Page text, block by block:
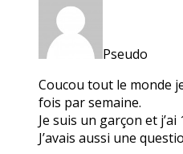
Pseudo
Coucou tout le monde
fois par semaine.
Je suis un garçon et j’ai
J’avais aussi une